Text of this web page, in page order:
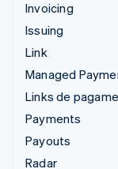
Invoicing
Issuing
Link
Managed
Links de
Payments
Payouts
Radar